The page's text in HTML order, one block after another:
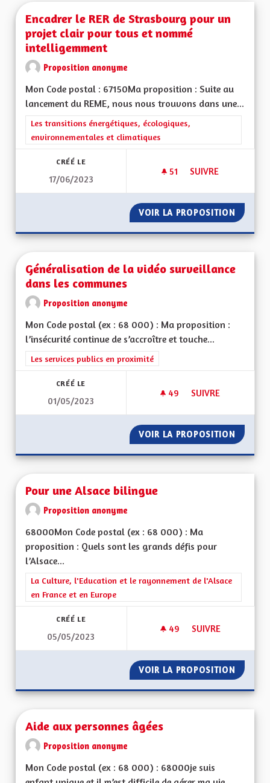
Encadrer le RER de Strasbourg pour un
projet clair pour tous et nommé
intelligemment
Proposition anonyme
Mon Code postal : 67150Ma proposition : Suite au
lancement du REME, nous nous trouvons dans une...
Filtrer les résultats de la catégorie : Les transitions
Les transitions énergétiques, écologiques,
environnementales et climatiques
CRÉÉ LE
17/06/2023
51 51 ABONNÉS
SUIVRE
VOIR LA PROPOSITION
Généralisation de la vidéo surveillance
dans les communes
Proposition anonyme
Mon Code postal (ex : 68 000) : Ma proposition :
l’insécurité continue de s’accroître et touche...
Filtrer les résultats de la catégorie : Les services publics en
Les services publics en proximité
CRÉÉ LE
01/05/2023
49 49 ABONNÉS
SUIVRE
VOIR LA PROPOSITION
Pour une Alsace bilingue
Proposition anonyme
68000Mon Code postal (ex : 68 000) : Ma
proposition : Quels sont les grands défis pour
l’Alsace...
Filtrer les résultats de la catégorie : La Culture, l'Education et
La Culture, l'Education et le rayonnement de l'Alsace
en France et en Europe
CRÉÉ LE
05/05/2023
49 49 ABONNÉS
SUIVRE
VOIR LA PROPOSITION POUR
Aide aux personnes âgées
Proposition anonyme
Mon Code postal (ex : 68 000) : 68000je suis